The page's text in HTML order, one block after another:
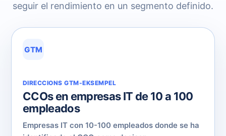
seguir el rendimiento en un segmento definido.
GTM
DIRECCIONS GTM-EKSEMPEL
CCOs en empresas IT de 10 a 100
empleados
Empresas IT con 10-100 empleados donde se ha